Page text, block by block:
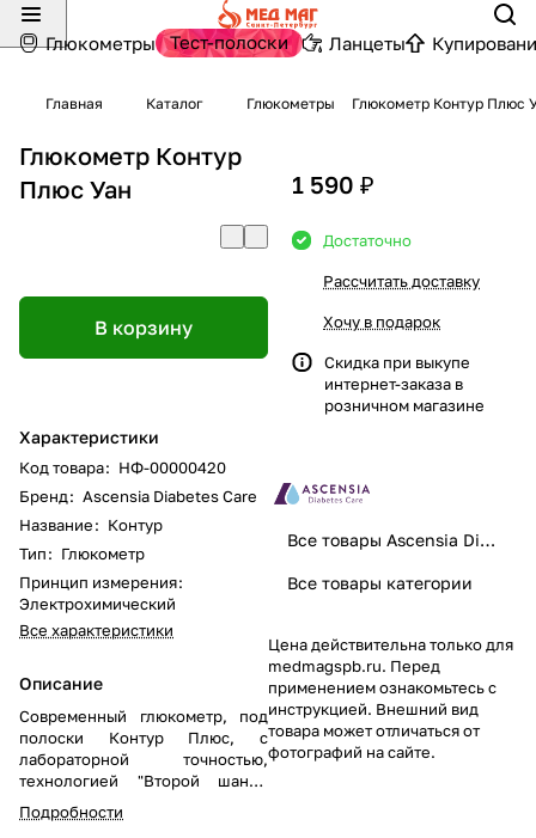
Глюкометры Тест-полоски Ланцеты
Главная Каталог Глюкометры Глюкометр Контур Плюс
Глюкометр Контур
Плюс Уан
В корзину
Характеристики
Код товара: НФ-00000420
Бренд: Ascensia Diabetes Care
Название: Контур
Тип: Глюкометр
Принцип измерения:
Электрохимический
Все характеристики
Описание
Современный глюкометр, под
полоски Контур Плюс, с
лабораторной точностью,
технологией "Второй шанс",
отметки "До" и "После" еды и
беспроводной синхронизацией
Подробности
1 590 ₽
Достаточно
Рассчитать доставку
Хочу в подарок
Скидка при выкупе
интернет-заказа в
розничном магазине
Все товары Ascensia Diabetes Care
Все товары категории
Цена действительна только для
medmagspb.ru. Перед
применением ознакомьтесь с
инструкцией. Внешний вид
товара может отличаться от
фотографий на сайте.